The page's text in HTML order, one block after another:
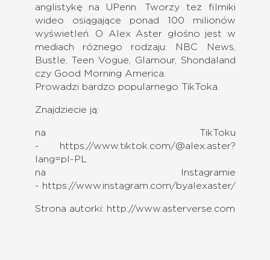
anglistykę na UPenn. Tworzy też filmiki
wideo osiągające ponad 100 milionów
wyświetleń. O Alex Aster głośno jest w
mediach różnego rodzaju: NBC News,
Bustle, Teen Vogue, Glamour, Shondaland
czy Good Morning America.
Prowadzi bardzo popularnego TikToka.
Znajdziecie ją:
na TikToku
-
https://www.tiktok.com/@alex.aster?
lang=pl-PL
na Instagramie
- https://www.instagram.com/byalexaster/
Strona autorki: http://www.asterverse.com